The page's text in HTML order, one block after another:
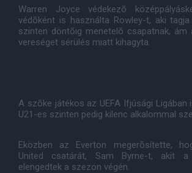
Warren Joyce védekezõ
védõként is használta Rowley-t, aki
szinten döntõig menetelõ csapatnak, ám
vereséget sérülés miatt kihagyta.
A szõke játékos az UEFA Ifjúsági Ligában
U21-es szinten pedig kilenc alkalommal
Eközben az Everton megerõsítette,
United csatárát, Sam Byrne-t, akit a
elengedtek a szezon végén.